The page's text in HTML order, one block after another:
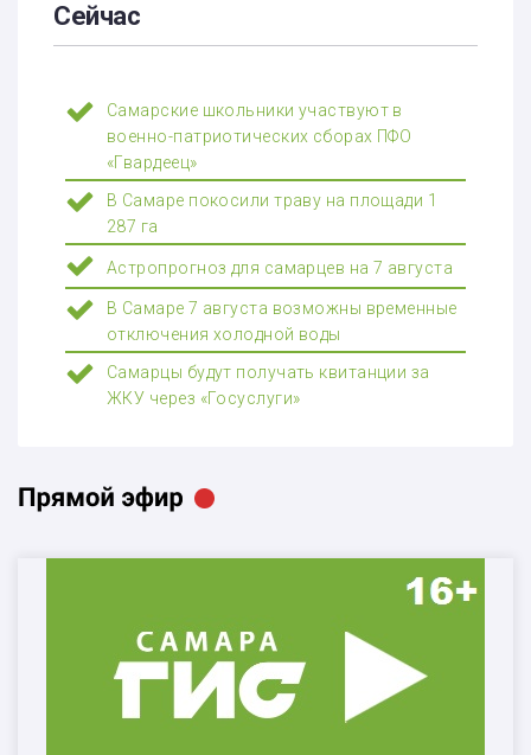
Сейчас
Самарские школьники участвуют в
военно-патриотических сборах ПФО
«Гвардеец»
В Самаре покосили траву на площади 1
287 га
Астропрогноз для самарцев на 7 августа
В Самаре 7 августа возможны временные
отключения холодной воды
Самарцы будут получать квитанции за
ЖКУ через «Госуслуги»